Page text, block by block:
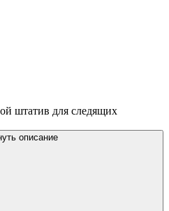
штатив для следящих
описание